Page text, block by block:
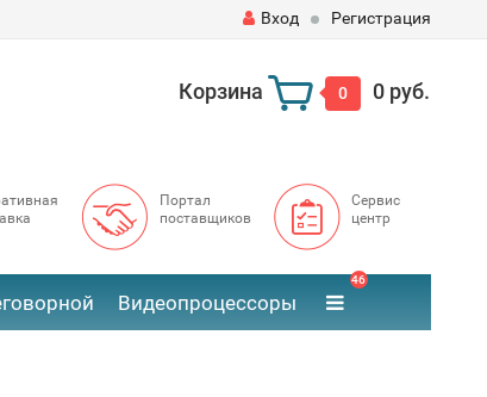
Вход Регистрация
Корзина 0 0 руб.
Портал
поставщиков
Сервис
центр
Видеопроцессоры
46